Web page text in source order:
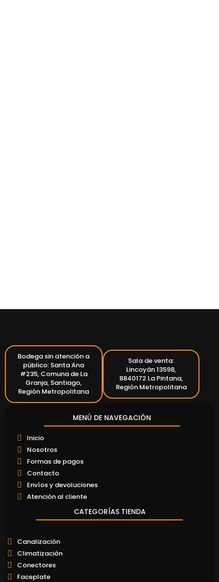
Bodega sin atención a
público: Santa Ana
#235, Comuna de La
Granja, Santiago,
Región Metropolitana
Sala de venta:
Lincoyán 13598,
8840172 La Pintana,
Región Metropolitana
MENÚ DE NAVEGACIÓN
Inicio
Nosotros
Formas de pagos
Contacto
Envíos y devoluciones
Atención al cliente
CATEGORÍAS TIENDA
Canalización
Climatización
Conectores
Faceplate